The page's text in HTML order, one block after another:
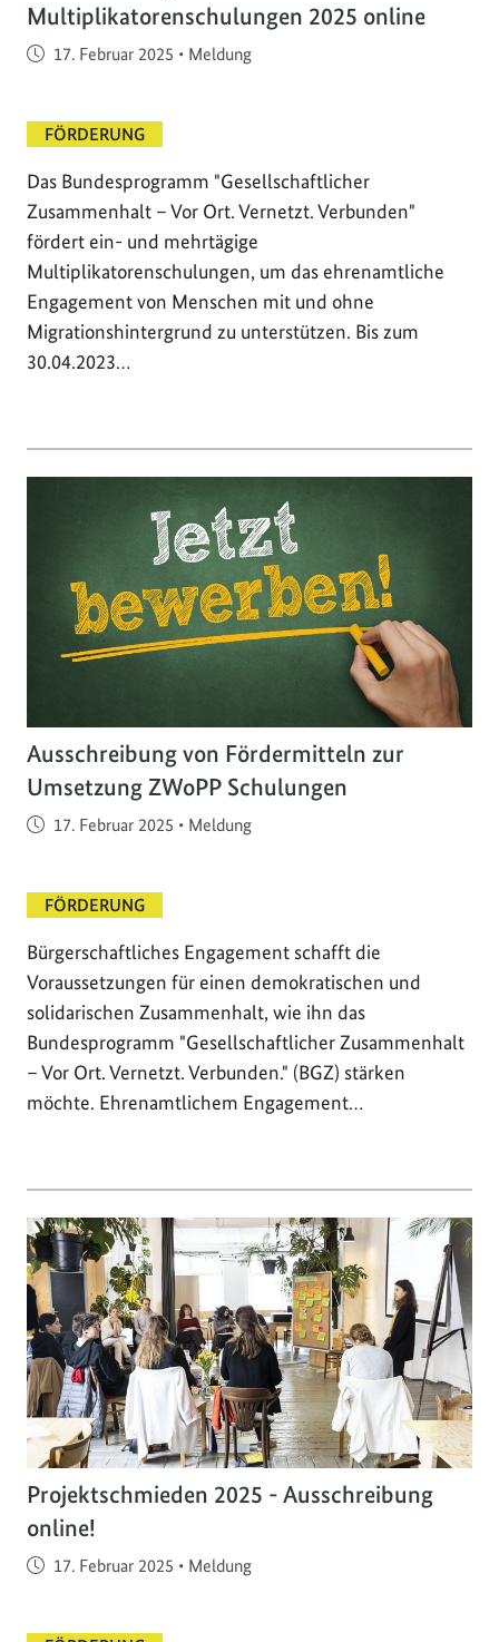
Multiplikatorenschulungen 2025 online
Veröffentlicht am
17. Februar 2025 • Meldung
FÖRDERUNG
Das Bundesprogramm "Gesellschaftlicher
Zusammenhalt – Vor Ort. Vernetzt. Verbunden"
fördert ein- und mehrtägige
Multiplikatorenschulungen, um das ehrenamtliche
Engagement von Menschen mit und ohne
Migrationshintergrund zu unterstützen. Bis zum
30.04.2023…
Ausschreibung von Fördermitteln zur
Umsetzung ZWoPP Schulungen
Veröffentlicht am
17. Februar 2025 • Meldung
FÖRDERUNG
Bürgerschaftliches Engagement schafft die
Voraussetzungen für einen demokratischen und
solidarischen Zusammenhalt, wie ihn das
Bundesprogramm "Gesellschaftlicher Zusammenhalt
– Vor Ort. Vernetzt. Verbunden." (BGZ) stärken
möchte. Ehrenamtlichem Engagement…
Projektschmieden 2025 - Ausschreibung
online!
Veröffentlicht am
17. Februar 2025 • Meldung